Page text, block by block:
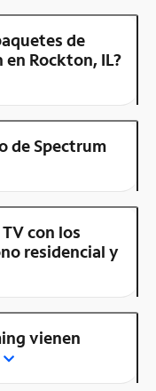
de
en Rockton, IL?
de Spectrum
con los
residencial y
vienen